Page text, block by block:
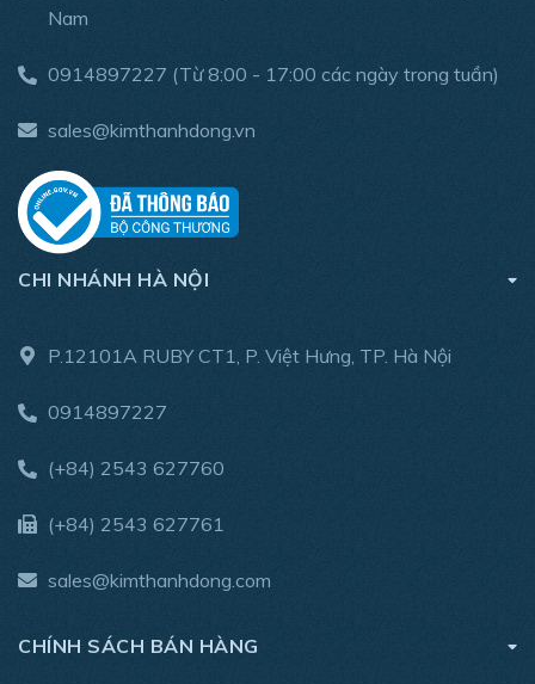
Nam
0914897227 (Từ 8:00 - 17:00 các ngày trong tuần)
sales@kimthanhdong.vn
CHI NHÁNH HÀ NỘI
P.12101A RUBY CT1, P. Việt Hưng, TP. Hà Nội
0914897227
(+84) 2543 627760
(+84) 2543 627761
sales@kimthanhdong.com
CHÍNH SÁCH BÁN HÀNG